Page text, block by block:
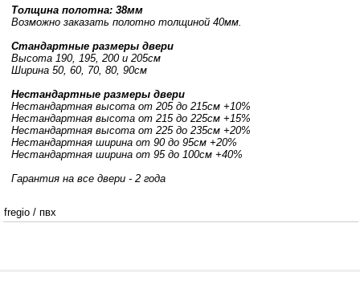
Толщина полотна: 38мм
Возможно заказать полотно толщиной 40мм.
Стандартные размеры двери
Высота 190, 195, 200 и 205см
Ширина 50, 60, 70, 80, 90см
Нестандартные размеры двери
Нестандартная высота от 205 до 215см +10%
Нестандартная высота от 215 до 225см +15%
Нестандартная высота от 225 до 235см +20%
Нестандартная ширина от 90 до 95см +20%
Нестандартная ширина от 95 до 100см +40%
Гарантия на все двери - 2 года
fregio / пвх